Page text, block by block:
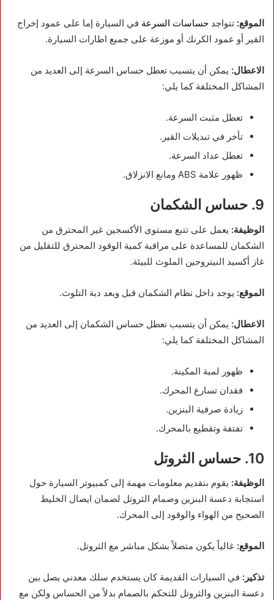
الموقع: تتواجد حساسات السرعة في السيارة إما على عمود إخراج
القير أو عمود الكرنك أو موزعة على جميع اطارات السيارة.
الاعطال: يمكن أن يتسبب تعطل حساس السرعة إلى العديد من
المشاكل المختلفة كما يلي:
تعطل مثبت السرعة.
تأخر في تبديلات القير.
تعطل عداد السرعة.
ظهور علامة ABS ومانع الانزلاق
.
9. حساس الشكمان
الوظيفة: يعمل على تتبع مستوى الأكسجين غير المحترق من
الشكمان للمساعدة على مراقبة كمية الوقود المحترق للتقليل من
غاز أكسيد النيتروجين الملوث للبيئة.
الموقع: يوجد داخل نظام الشكمان قبل وبعد دبة التلوث.
الاعطال: يمكن أن يتسبب تعطل حساس الشكمان إلى العديد من
المشاكل المختلفة كما يلي:
ظهور لمبة المكينة.
فقدان تسارع المحرك.
زيادة صرفية البنزين.
تفتفة وتقطيع بالمحرك.
10. حساس الثروتل
الوظيفة: يقوم بتقديم معلومات مهمة إلى كمبيوتر السيارة حول
استجابة دعسة البنزين وصمام الثروتل لضمان ايصال الخليط
الصحيح من الهواء والوقود إلى المحرك.
الموقع: غالياً يكون متصلاً بشكل مباشر مع الثروتل.
تذكير: في السيارات القديمة كان يستخدم سلك معدني يصل بين
دعسة البنزين والثروتل للتحكم بالصمام بدلاً من الحساس ولكن مع